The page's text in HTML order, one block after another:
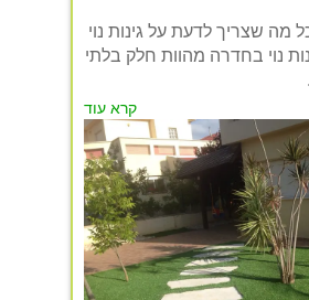
מה שצריך לדעת על גינות נוי
נוי בחדרה מהוות חלק בלתי
קרא עוד